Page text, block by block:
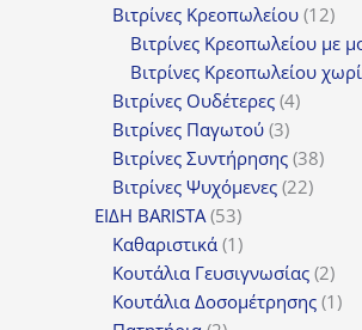
προϊόντα
Βιτρίνες Κρεοπωλείου 1212
Βιτρίνες Κρεοπωλείου με
Βιτρίνες Κρεοπωλείου
Βιτρίνες Ουδέτερες 44
Βιτρίνες Παγωτού 33
προϊόντα
Βιτρίνες Συντήρησης 3838
Βιτρίνες Ψυχόμενες 2222
ΕΙΔΗ BARISTA 5353
προϊόντα
Καθαριστικά 11
προϊόν
Κουτάλια Γευσιγνωσίας 22
Κουτάλια Δοσομέτρησης 11